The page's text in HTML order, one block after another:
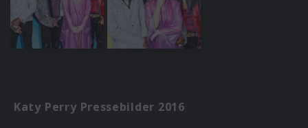
Katy Perry Pressebilder 2016